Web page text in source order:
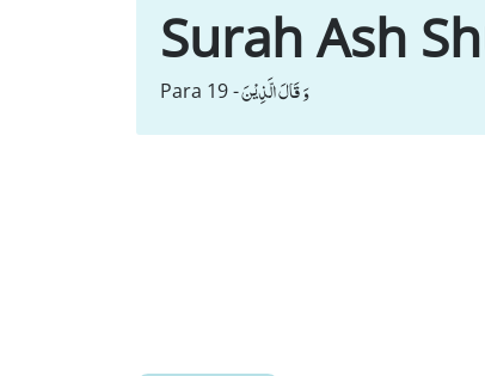
Surah Ash
Para 19 -وَ قَالَ الَّذِیْنَ